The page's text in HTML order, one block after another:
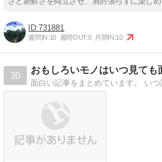
731881
週間IN:10 週間OUT:0 月間IN:10
30
おもしろいモノはいつ見ても